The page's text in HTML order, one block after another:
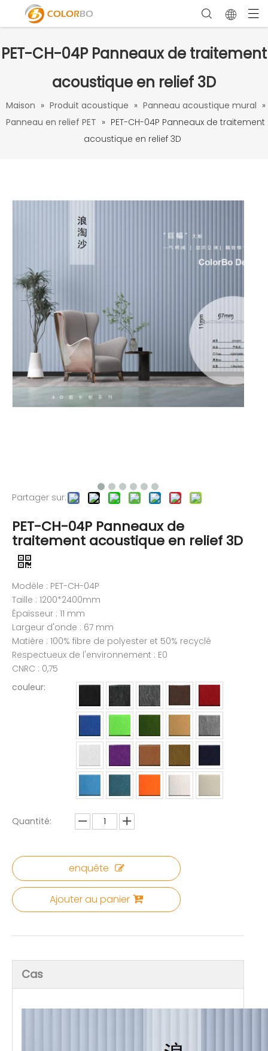
PET-CH-04P Panneaux de traitement
acoustique en relief 3D
Maison » Produit acoustique » Panneau acoustique mural »
Panneau en relief PET » PET-CH-04P Panneaux de traitement
acoustique en relief 3D
Partager sur:
PET-CH-04P Panneaux de
traitement acoustique en relief 3D
Modèle : PET-CH-04P
Taille : 1200*2400mm
Épaisseur : 11 mm
Largeur d'onde : 67 mm
Matière : 100% fibre de polyester et 50% recyclé
Respectueux de l'environnement : E0
CNRC : 0,75
couleur:
Quantité:
enquête
Ajouter au panier
Cas